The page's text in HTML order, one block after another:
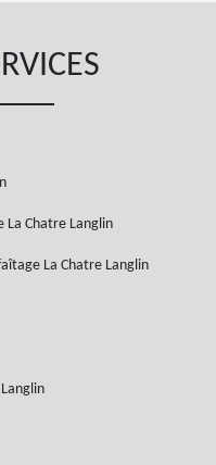
La Chatre Langlin
La Chatre Langlin